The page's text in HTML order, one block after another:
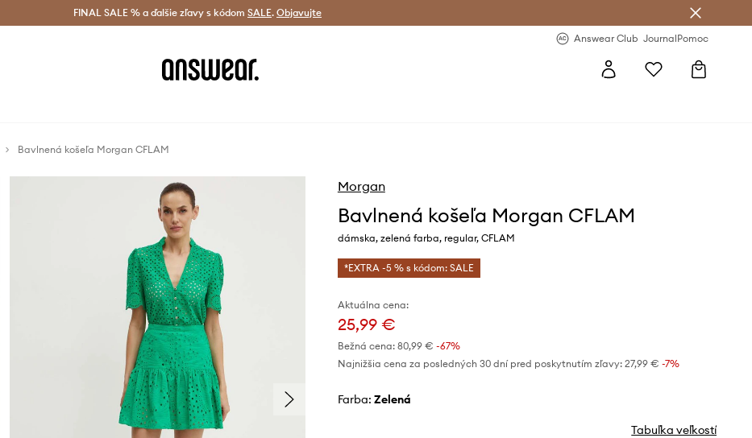
Bezplatná doprava od 60 € > Doručenie aj do 24 h >
FINAL SALE % a ďalšie zľavy s kódom SALE. Objavujte
Answear Club JournalPomoc
Bavlnená košeľa Morgan CFLAM
Morgan
Bavlnená košeľa Morgan CFLAM
dámska, zelená farba, regular, CFLAM
*EXTRA -5 % s kódom: SALE
Aktuálna cena:
25,99 €
Bežná cena: 80,99 € -67%
Najnižšia cena za posledných 30 dní pred poskytnutím zľavy: 27,99 € -7%
Farba: zelená
Tabuľka veľkostí